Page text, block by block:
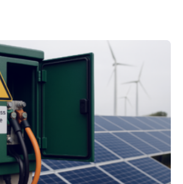
„LAGER – Langzeitspeicherung in
Ziel des Projekts ist die
und Demonstration von
Energiespeicherung in
vernetzten Energiesystemen. Das
15. Oktober 2025, hat eine Laufzeit
ein Gesamtvolumen von rund 2,9
2,6 Millionen Euro durch das
Klima und…